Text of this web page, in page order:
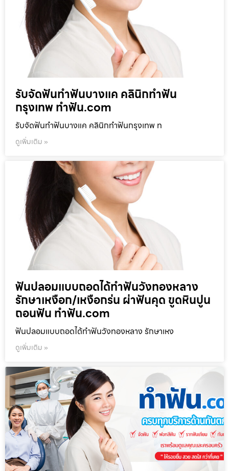
รับจัดฟันทำฟันบางแค คลินิกทำฟัน
กรุงเทพ ทำฟัน.com
รับจัดฟันทำฟันบางแค คลินิกทำฟันกรุงเทพ ท
ดูเพิ่มเติม »
ฟันปลอมแบบถอดได้ทำฟันวังทองหลาง
รักษาเหงือก/เหงือกร่น ผ่าฟันคุด ขูดหินปูน
ถอนฟัน ทำฟัน.com
ฟันปลอมแบบถอดได้ทำฟันวังทองหลาง รักษาเหง
ดูเพิ่มเติม »